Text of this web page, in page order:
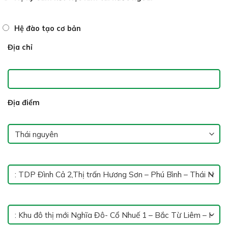
Hệ đào tạo cơ bản
Địa chỉ
Địa điểm